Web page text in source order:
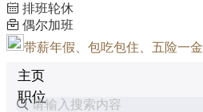
排班轮休
偶尔加班
带薪年假、包吃包住、五险一金
主页
职位请输入搜索内容